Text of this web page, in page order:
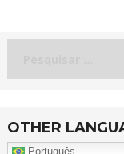
OTHER
Português